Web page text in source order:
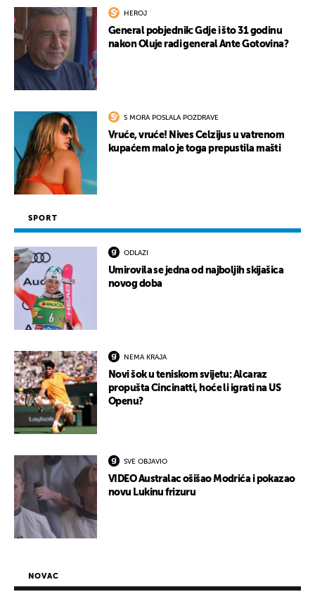
HEROJ
General pobjednik: Gdje i što 31 godinu
nakon Oluje radi general Ante Gotovina?
S MORA POSLALA POZDRAVE
Vruće, vruće! Nives Celzijus u vatrenom
kupaćem malo je toga prepustila mašti
SPORT
ODLAZI
Umirovila se jedna od najboljih skijašica
novog doba
NEMA KRAJA
Novi šok u teniskom svijetu: Alcaraz
propušta Cincinatti, hoće li igrati na US
Openu?
SVE OBJAVIO
VIDEO Australac ošišao Modrića i pokazao
novu Lukinu frizuru
NOVAC